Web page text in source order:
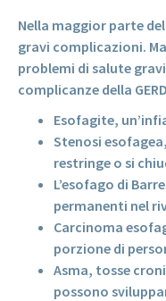
Nella maggior parte
gravi complicazioni.
problemi di salute
complicanze della
Esofagite,
Stenosi
restringe o si
L’esofago di
permanenti nel
Carcinoma
porzione di
Asma, tosse
possono